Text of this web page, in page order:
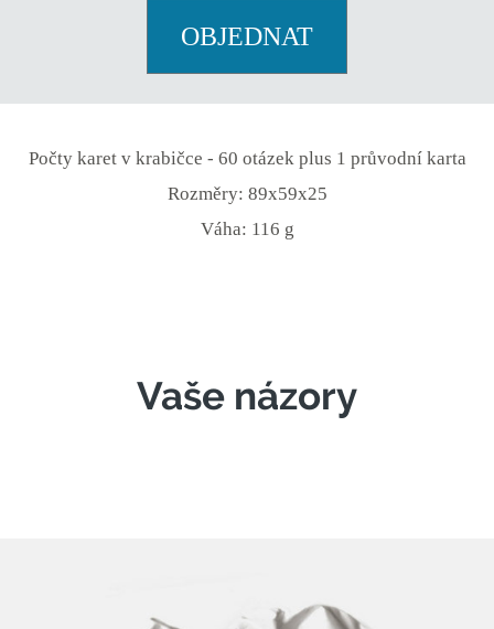
OBJEDNAT
Počty karet v krabičce - 60 otázek plus 1 průvodní karta
Rozměry: 89x59x25
Váha: 116 g
Vaše názory